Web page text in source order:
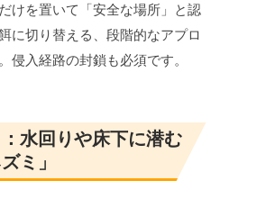
けを置いて「安全な場所」と認
に切り替える、段階的なアプロ
侵入経路の封鎖も必須です。
：水回りや床下に潜む
ミ」